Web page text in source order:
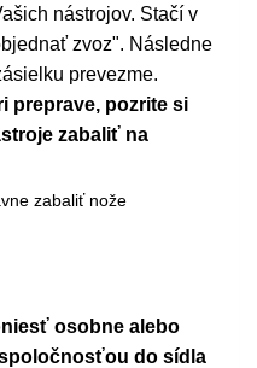
nástrojov. Stačí v
zvoz". Následne
prevezme.
preprave, pozrite si
zabaliť na
zabaliť nože
osobne alebo
do sídla